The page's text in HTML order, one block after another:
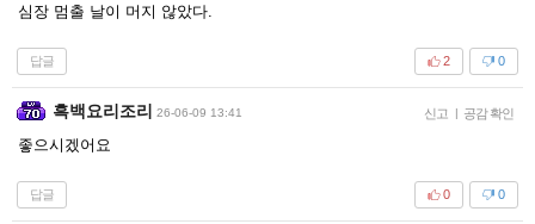
심장 멈출 날이 머지 않았다.
답글 0
2
흑백요리조리 26-06-09 13:41 신고 | 공감 확인
좋으시겠어요
답글 0
0